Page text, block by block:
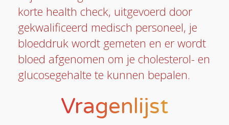
korte health check, uitgevoerd door
gekwalificeerd medisch personeel, je
bloeddruk wordt gemeten en er wordt
bloed afgenomen om je cholesterol- en
glucosegehalte te kunnen bepalen.
Vragenlijst